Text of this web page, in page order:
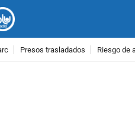
Presos trasladados Riesgo de